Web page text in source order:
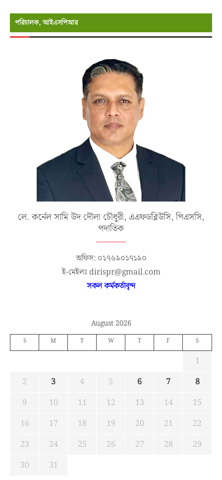
পরিচালক, আইএসপিআর
লে. কর্নেল সামি উদ দৌলা চৌধুরী, এএফডব্লিউসি, পিএসসি,
পদাতিক
অফিস: ০১৭৬৯০১৭১৯০
ই-মেইলঃ dirispr@gmail.com
সকল কর্মকর্তাবৃন্দ
August 2026
S M T W T F S
1
2
3 4 5 6 7
8
9
10 11 12 13 14
15
16
17 18 19 20 21
22
23
24 25 26 27 28
29
30
31